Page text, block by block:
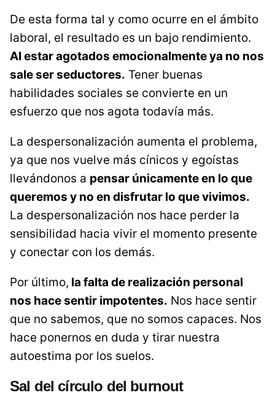
De esta forma tal y como ocurre en el ámbito
laboral, el resultado es un bajo rendimiento.
Al estar agotados emocionalmente ya no nos
sale ser seductores. Tener buenas
habilidades sociales se convierte en un
esfuerzo que nos agota todavía más.
La despersonalización aumenta el problema,
ya que nos vuelve más cínicos y egoístas
llevándonos a pensar únicamente en lo que
queremos y no en disfrutar lo que vivimos.
La despersonalización nos hace perder la
sensibilidad hacia vivir el momento presente
y conectar con los demás.
Por último, la falta de realización personal
nos hace sentir impotentes. Nos hace sentir
que no sabemos, que no somos capaces. Nos
hace ponernos en duda y tirar nuestra
autoestima por los suelos.
Sal del círculo del burnout